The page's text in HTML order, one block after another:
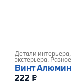
Детали интерьера,
экстерьера, Разное
Винт
222 ₽